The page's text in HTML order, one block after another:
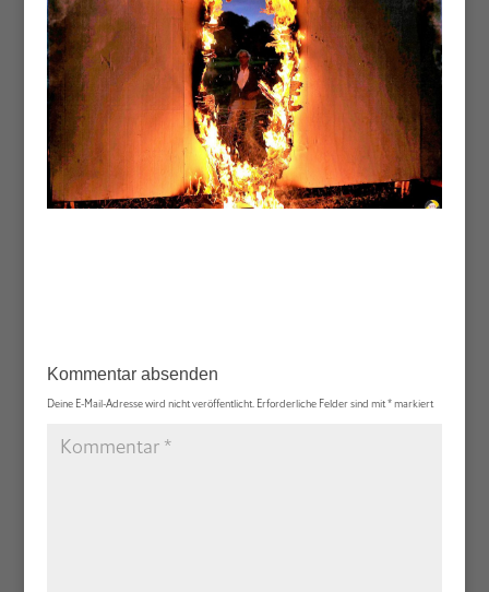
Kommentar absenden
Deine E-Mail-Adresse wird nicht veröffentlicht. Erforderliche Felder sind mit*markiert